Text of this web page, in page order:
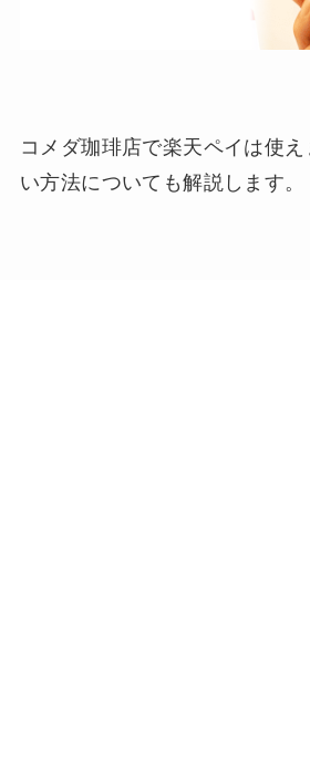
コメダ珈琲店で楽天ペイは使
い方法についても解説します。